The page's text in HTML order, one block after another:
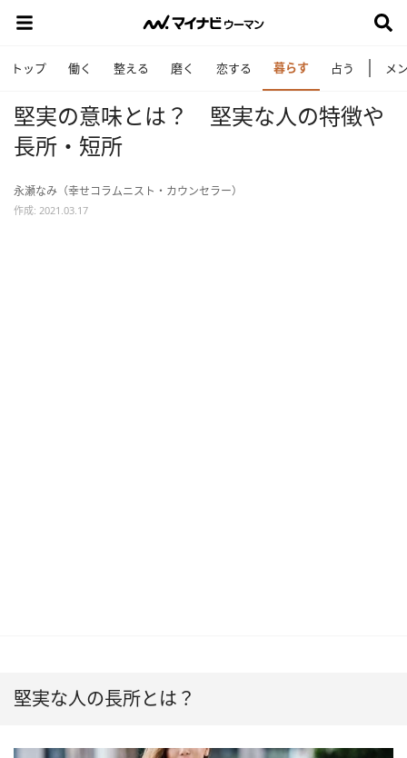
トップ 働く 整える 磨く 恋する 暮らす 占う メ
堅実の意味とは？ 堅実な人の特徴や
長所・短所
永瀬なみ（幸せコラムニスト・カウンセラー）
作成: 2021.03.17
堅実な人の長所とは？